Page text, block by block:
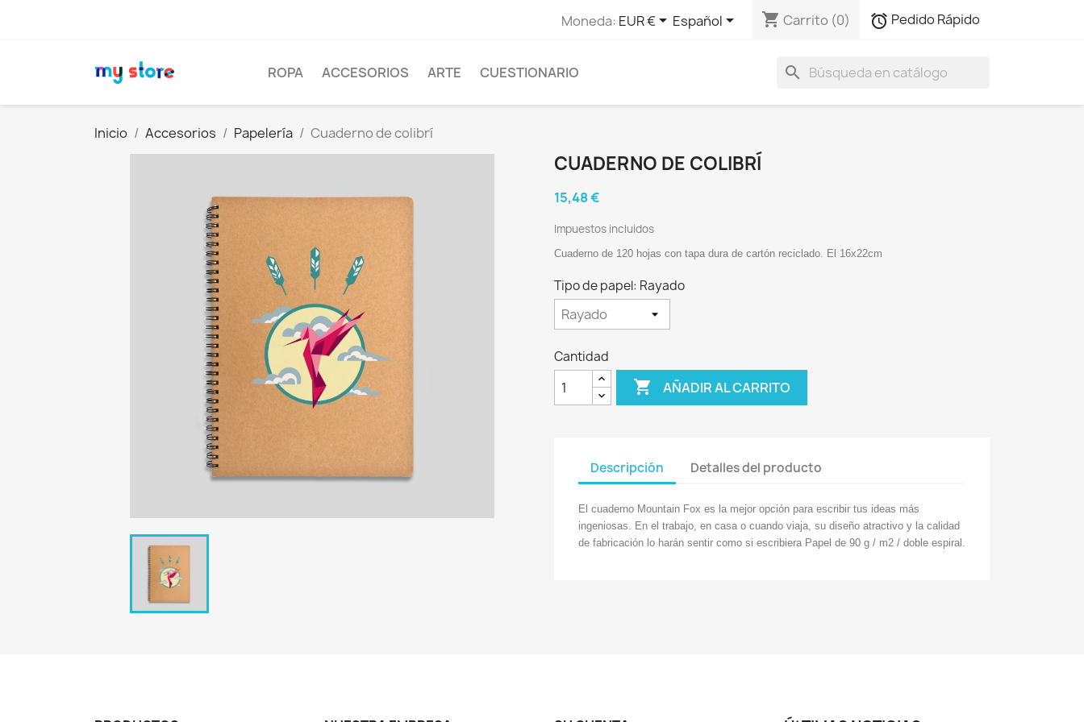
Moneda: EUR € Español shopping_cart Carrito (0) alarm Pedido Rápido
ROPA ACCESORIOS ARTE CUESTIONARIO search
Inicio Accesorios Papelería Cuaderno de colibrí
CUADERNO DE COLIBRÍ
15,48 €
Impuestos incluidos
Cuaderno de 120 hojas con tapa dura de cartón reciclado. El 16x22cm
Tipo de papel: Rayado
Cantidad
 AÑADIR AL CARRITO
Descripción Detalles del producto
El cuaderno Mountain Fox es la mejor opción para escribir tus ideas más
ingeniosas. En el trabajo, en casa o cuando viaja, su diseño atractivo y la calidad
de fabricación lo harán sentir como si escribiera Papel de 90 g / m2 / doble espiral.